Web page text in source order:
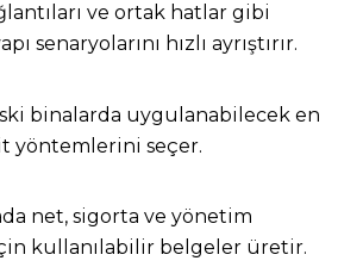
ve ortak hatlar gibi
senaryolarını hızlı ayrıştırır.
binalarda uygulanabilecek en
yöntemlerini seçer.
net, sigorta ve yönetim
kullanılabilir belgeler üretir.